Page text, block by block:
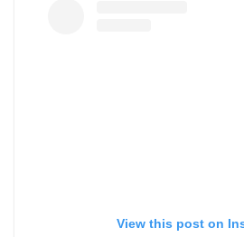
View this post on